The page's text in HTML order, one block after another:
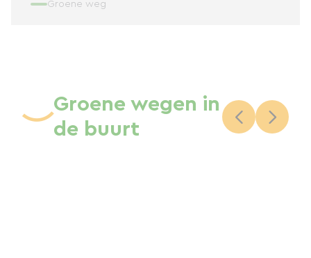
Groene weg
Groene wegen in
de buurt